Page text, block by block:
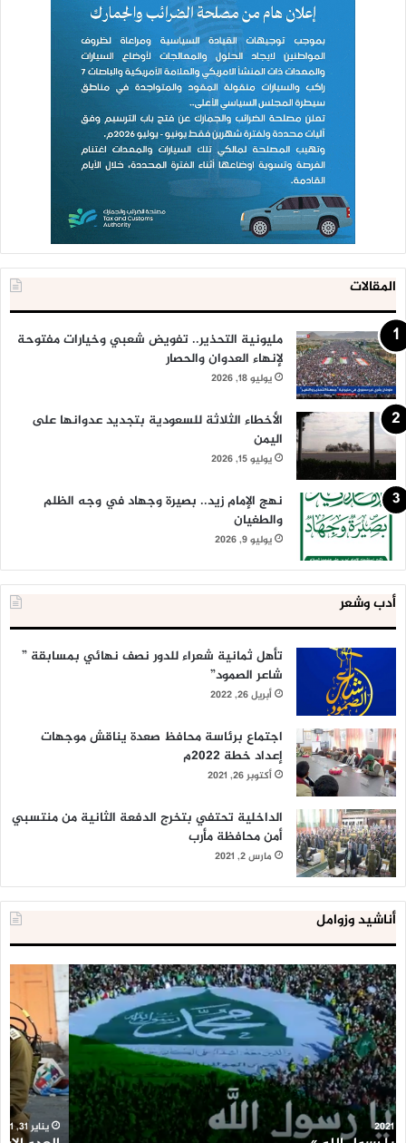
المقالات
مليونية التحذير.. تفويض شعبي وخيارات مفتوحة
لإنهاء العدوان والحصار
يوليو 18, 2026
الأخطاء الثلاثة للسعودية بتجديد عدوانها على
اليمن
يوليو 15, 2026
نهج الإمام زيد.. بصيرة وجهاد في وجه الظلم
والطغيان
يوليو 9, 2026
أدب وشعر
تأهل ثمانية شعراء للدور نصف نهائي بمسابقة ”
شاعر الصمود”
أبريل 26, 2022
اجتماع برئاسة محافظ صعدة يناقش موجهات
إعداد خطة 2022م
أكتوبر 26, 2021
الداخلية تحتفي بتخرج الدفعة الثانية من منتسبي
أمن محافظة مأرب
مارس 2, 2021
أناشيد وزوامل
العدو
الإسرائيلي
اعتقل
543
طفلا
فلسطينيا
خلال
2020
يناير 31, 2021